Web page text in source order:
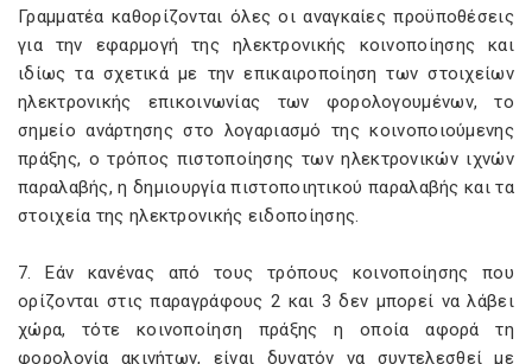
Γραμματέα καθορίζονται όλες οι αναγκαίες προϋποθέσεις
για την εφαρμογή της ηλεκτρονικής κοινοποίησης και
ιδίως τα σχετικά με την επικαιροποίηση των στοιχείων
ηλεκτρονικής επικοινωνίας των φορολογουμένων, το
σημείο ανάρτησης στο λογαριασμό της κοινοποιούμενης
πράξης, ο τρόπος πιστοποίησης των ηλεκτρονικών ιχνών
παραλαβής, η δημιουργία πιστοποιητικού παραλαβής και τα
στοιχεία της ηλεκτρονικής ειδοποίησης.
7. Εάν κανένας από τους τρόπους κοινοποίησης που
ορίζονται στις παραγράφους 2 και 3 δεν μπορεί να λάβει
χώρα, τότε κοινοποίηση πράξης η οποία αφορά τη
φορολογία ακινήτων, είναι δυνατόν να συντελεσθεί με